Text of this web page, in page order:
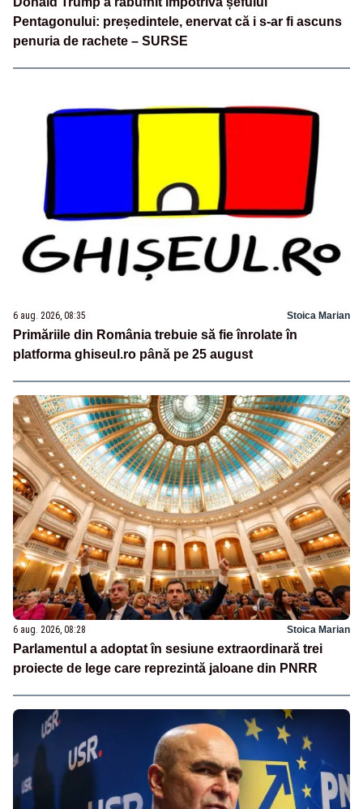
Pentagonului: președintele, enervat că i s-ar fi ascuns
penuria de rachete – SURSE
6 aug. 2026, 08:35 Stoica Marian
Primăriile din România trebuie să fie înrolate în
platforma ghiseul.ro până pe 25 august
6 aug. 2026, 08:28 Stoica Marian
Parlamentul a adoptat în sesiune extraordinară trei
proiecte de lege care reprezintă jaloane din PNRR